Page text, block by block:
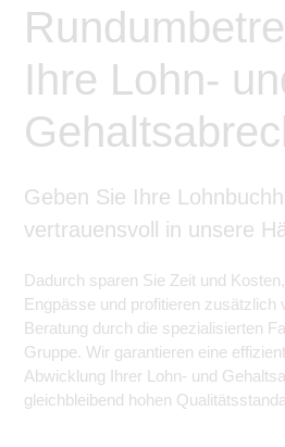
Ihre Lohn-
Geben Sie Ihre
vertrauensvoll in unsere
Dadurch sparen Sie Zeit und
Engpässe und profitieren zusätzlich
Beratung durch die spezialisierten
Gruppe. Wir garantieren eine
Abwicklung Ihrer Lohn- und
gleichbleibend hohen